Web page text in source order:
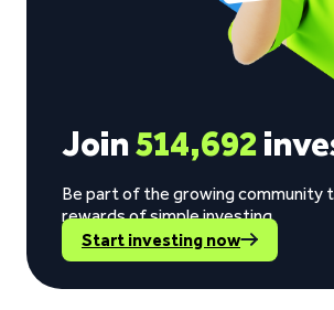
Join514,692
Be part of the growing community
rewards of simple investing.
Start investing now